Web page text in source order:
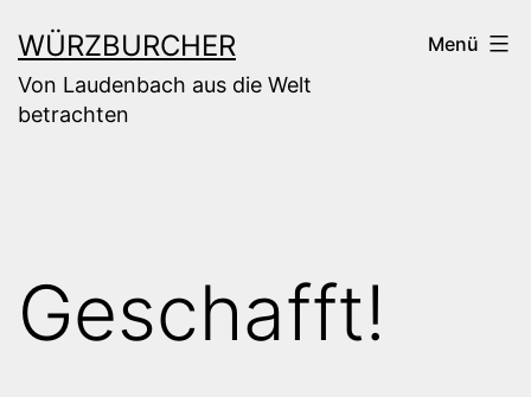
Inhalt
springen
WÜRZBURCHER
Von Laudenbach aus die Welt
betrachten
Menü
Geschafft!